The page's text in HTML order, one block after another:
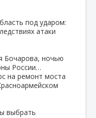
под ударом:
атаки
Бочарова, ночью
России…
на ремонт моста
выбрать